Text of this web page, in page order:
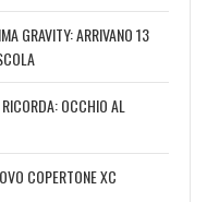
GRAVITY: ARRIVANO 13
OCCHIO AL
COPERTONE XC